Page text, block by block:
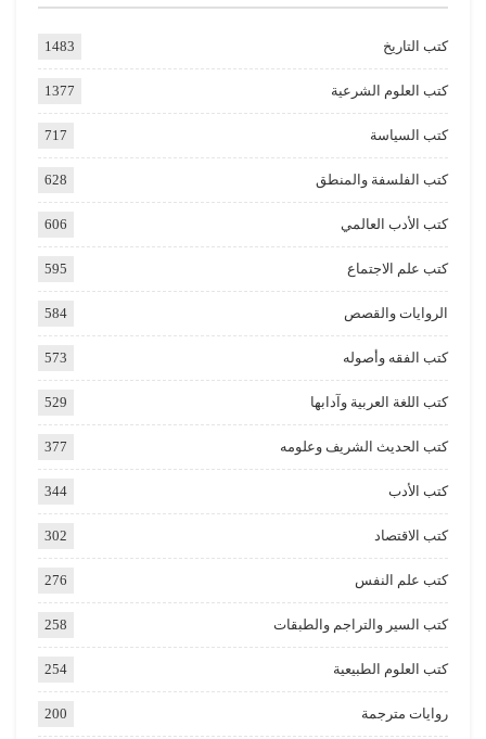
كتب التاريخ 1483
كتب العلوم الشرعية 1377
كتب السياسة 717
كتب الفلسفة والمنطق 628
كتب الأدب العالمي 606
كتب علم الاجتماع 595
الروايات والقصص 584
كتب الفقه وأصوله 573
كتب اللغة العربية وآدابها 529
كتب الحديث الشريف وعلومه 377
كتب الأدب 344
كتب الاقتصاد 302
كتب علم النفس 276
كتب السير والتراجم والطبقات 258
كتب العلوم الطبيعية 254
روايات مترجمة 200